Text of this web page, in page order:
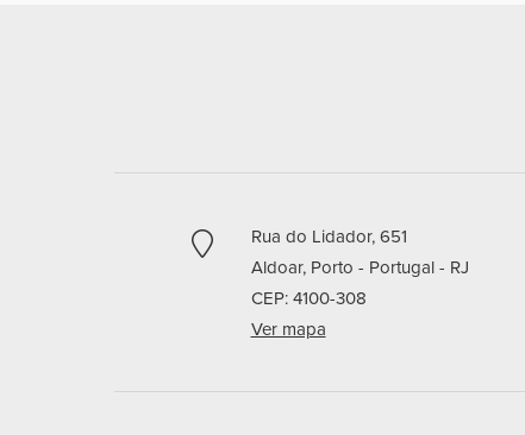
Rua do Lidador, 651
Aldoar, Porto - Portugal - RJ
CEP: 4100-308
Ver mapa